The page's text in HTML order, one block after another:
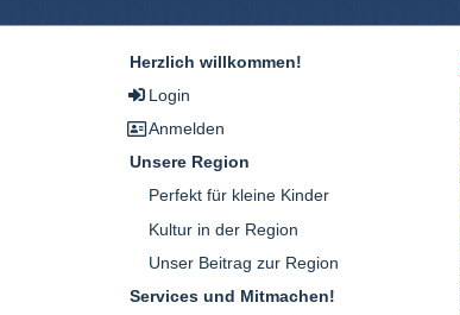
Herzlich willkommen!
Login
Anmelden
Unsere Region
Perfekt für kleine Kinder
Kultur in der Region
Unser Beitrag zur Region
Services und Mitmachen!